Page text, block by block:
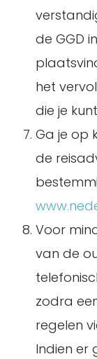
de GGD
het
die je
Ga je op
de
Voor
van de
zodra
regelen
Indien er